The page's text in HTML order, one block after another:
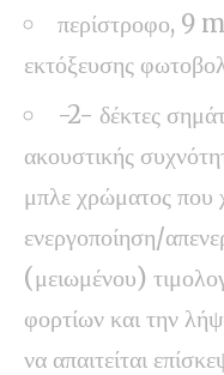
περίστροφο, 9
εκτόξευσης
-2- δέκτες
ακουστικής
μπλε χρώματος που
ενεργοποίηση/
(μειωμένου)
φορτίων και την
να απαιτείται